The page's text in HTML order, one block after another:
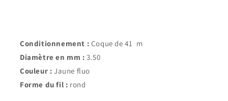
Conditionnement : Coque de 41 m
Diamètre en mm : 3.50
Couleur : Jaune fluo
Forme du fil : rond